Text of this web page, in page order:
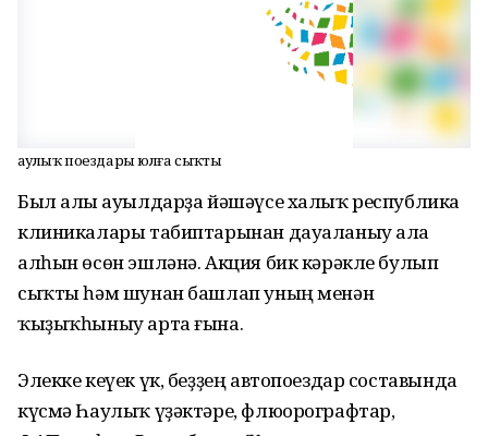
Һаулыҡ поездары юлға сыҡты
Был алыҫ ауылдарҙа йәшәүсе халыҡ республика
клиникалары табиптарынан дауаланыу ала
алһын өсөн эшләнә. Акция бик кәрәкле булып
сыҡты һәм шунан башлап уның менән
ҡыҙыҡһыныу арта ғына.
Элекке кеүек үк, беҙҙең автопоездар составында
күсмә Һаулыҡ үҙәктәре, флюорографтар,